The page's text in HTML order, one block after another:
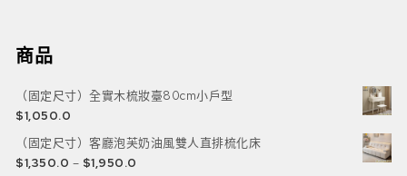
商品
（固定尺寸）全實木梳妝臺80cm小戶型
$1,050.0
（固定尺寸）客廳泡芙奶油風雙人直排梳化床
$1,350.0 – $1,950.0